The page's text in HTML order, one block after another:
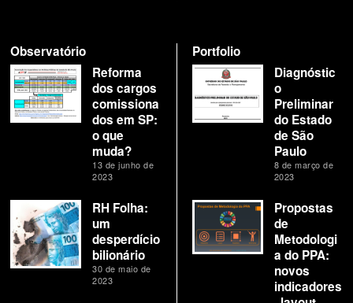
Observatório
Reforma
dos cargos
comissiona
dos em SP:
o que
muda?
13 de junho de
2023
RH Folha:
um
desperdício
bilionário
30 de maio de
2023
Portfolio
Diagnóstic
o
Preliminar
do Estado
de São
Paulo
8 de março de
2023
Propostas
de
Metodologi
a do PPA:
novos
indicadores